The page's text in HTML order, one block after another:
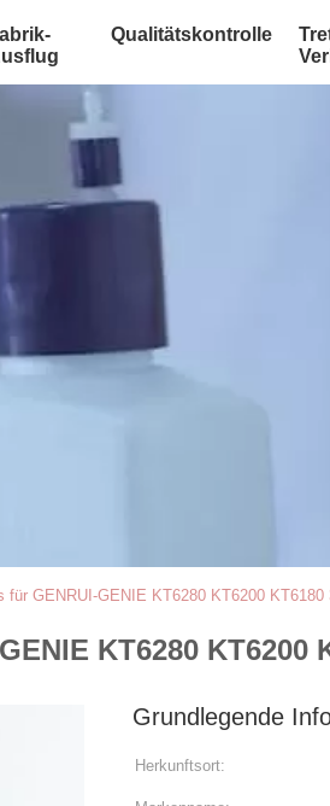
Qualitätskontrolle
für GENRUI-GENIE KT6280 KT6200
KT6280 KT6200
Grundlegende
Herkunftsort: